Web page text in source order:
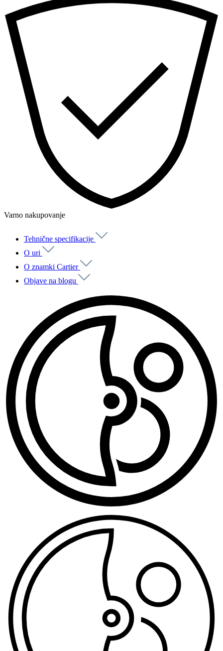
Varno nakupovanje
Tehnične specifikacije
O uri
O znamki Cartier
Objave na blogu